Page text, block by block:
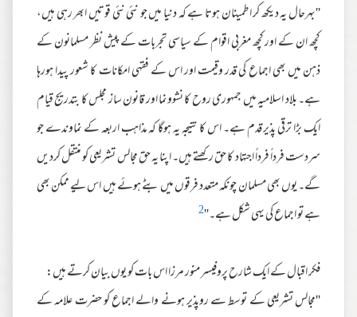
''بہرحال یہ دیکھ کر اطمینان ہوتا ہے کہ دنیا میں جو نئی نئی قوتیں ابھر رہی ہیں،
کچھ ان کے اور کچھ مغربی اقوام کے سیاسی تجربات کے پیش نظر مسلمانون کے
ذہن میں بھی اجماع کی قدر وقیمت اور اس کے فقہی امکانات کا شعور پیدا ہورہا
ہے۔ بلاد اسلامیہ میں جمہوری روح کا نشوونما اور قانون ساز مجلس کا بتدریج قیام
ایک بڑا ترقی پذیر قدم ہے۔ اس کا نتیجہ یہ ہوگا کہ مذاہب اربعہ کے نماوندے جو
سردست فرداً فرداً اجتہاد کا حق رکھتے ہیں۔ اپنا یہ حق مجالس تشریعی کو منتقل کردیں
گے۔ یوں بھی مسلمان چونکہ متعدد فرقوں میں بٹے ہوئے ہیں اس لیے ممکن بھی
ہے تو اجماع کی یہی شکل ہے۔''2
فکر اقبال کے ایک شارح پروفیسر منور مرزا اس بات کو یوں بیان کرتے ہیں:
''مجالس تشریعی کے توسط سے روپذیر ہونے والے اجماع کو حضرت علامہ کے